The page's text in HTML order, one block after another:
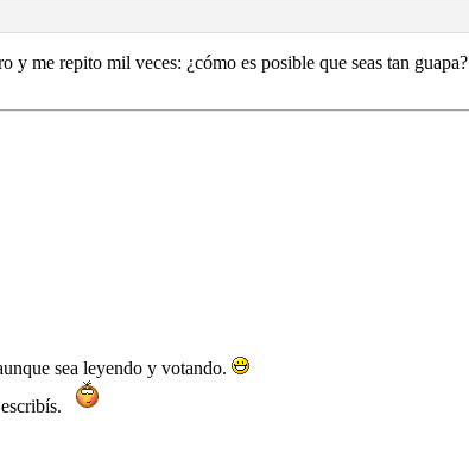
y me repito mil veces: ¿cómo es posible que seas tan guapa?
sea leyendo y votando.